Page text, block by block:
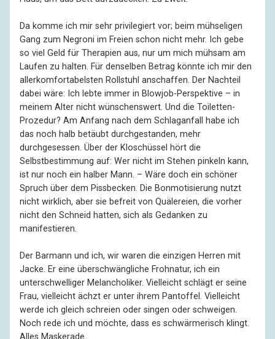
Da komme ich mir sehr privilegiert vor; beim mühseligen
Gang zum Negroni im Freien schon nicht mehr. Ich gebe
so viel Geld für Therapien aus, nur um mich mühsam am
Laufen zu halten. Für denselben Betrag könnte ich mir den
allerkomfortabelsten Rollstuhl anschaffen. Der Nachteil
dabei wäre: Ich lebte immer in Blowjob-Perspektive – in
meinem Alter nicht wünschenswert. Und die Toiletten-
Prozedur? Am Anfang nach dem Schlaganfall habe ich
das noch halb betäubt durchgestanden, mehr
durchgesessen. Über der Kloschüssel hört die
Selbstbestimmung auf: Wer nicht im Stehen pinkeln kann,
ist nur noch ein halber Mann. – Wäre doch ein schöner
Spruch über dem Pissbecken. Die Bonmotisierung nutzt
nicht wirklich, aber sie befreit von Quälereien, die vorher
nicht den Schneid hatten, sich als Gedanken zu
manifestieren.
Der Barmann und ich, wir waren die einzigen Herren mit
Jacke. Er eine überschwängliche Frohnatur, ich ein
unterschwelliger Melancholiker. Vielleicht schlägt er seine
Frau, vielleicht ächzt er unter ihrem Pantoffel. Vielleicht
werde ich gleich schreien oder singen oder schweigen.
Noch rede ich und möchte, dass es schwärmerisch klingt.
Alles Maskerade.